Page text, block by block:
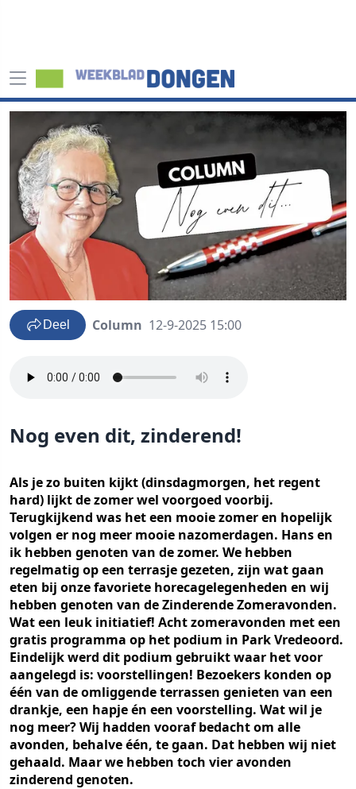
Deel Column 12-9-2025 15:00
Nog even dit, zinderend!
Als je zo buiten kijkt (dinsdagmorgen, het regent
hard) lijkt de zomer wel voorgoed voorbij.
Terugkijkend was het een mooie zomer en hopelijk
volgen er nog meer mooie nazomerdagen. Hans en
ik hebben genoten van de zomer. We hebben
regelmatig op een terrasje gezeten, zijn wat gaan
eten bij onze favoriete horecagelegenheden en wij
hebben genoten van de Zinderende Zomeravonden.
Wat een leuk initiatief! Acht zomeravonden met een
gratis programma op het podium in Park Vredeoord.
Eindelijk werd dit podium gebruikt waar het voor
aangelegd is: voorstellingen! Bezoekers konden op
één van de omliggende terrassen genieten van een
drankje, een hapje én een voorstelling. Wat wil je
nog meer? Wij hadden vooraf bedacht om alle
avonden, behalve één, te gaan. Dat hebben wij niet
gehaald. Maar we hebben toch vier avonden
zinderend genoten.